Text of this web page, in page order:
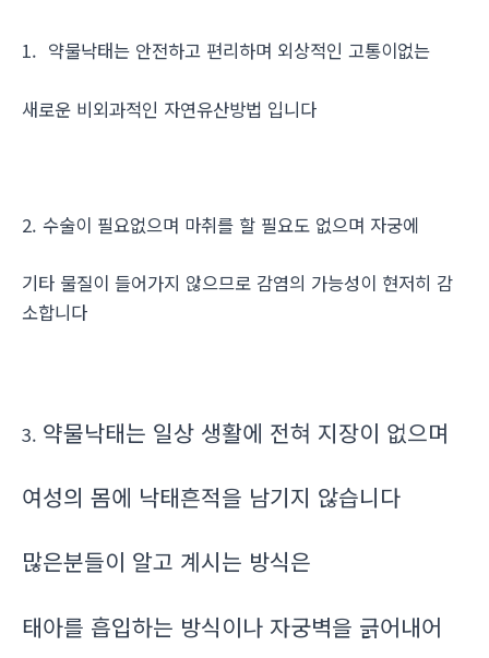
1. 약물낙태는 안전하고 편리하며 외상적인 고통이없는
새로운 비외과적인 자연유산방법 입니다
2. 수술이 필요없으며 마취를 할 필요도 없으며 자궁에
기타 물질이 들어가지 않으므로 감염의 가능성이 현저히 감
소합니다
3. 약물낙태는 일상 생활에 전혀 지장이 없으며
여성의 몸에 낙태흔적을 남기지 않습니다
많은분들이 알고 계시는 방식은
태아를 흡입하는 방식이나 자궁벽을 긁어내어